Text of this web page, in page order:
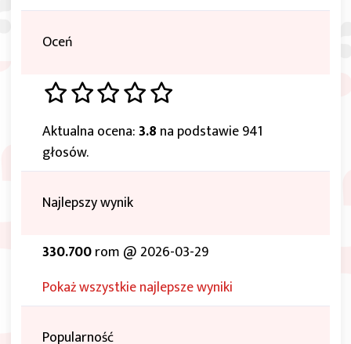
Oceń
Aktualna ocena:3.8 na podstawie 941
głosów.
Najlepszy wynik
330.700rom @ 2026-03-29
Pokaż wszystkie najlepsze wyniki
Popularność